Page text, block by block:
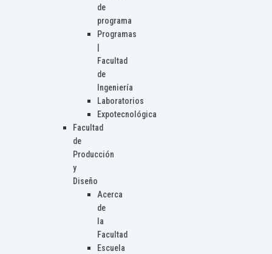
de
programa
Programas
Facultad
de
Ingeniería
Laboratorios
Expotecnológica
Facultad
de
Producción
y
Diseño
Acerca
de
la
Facultad
Escuela